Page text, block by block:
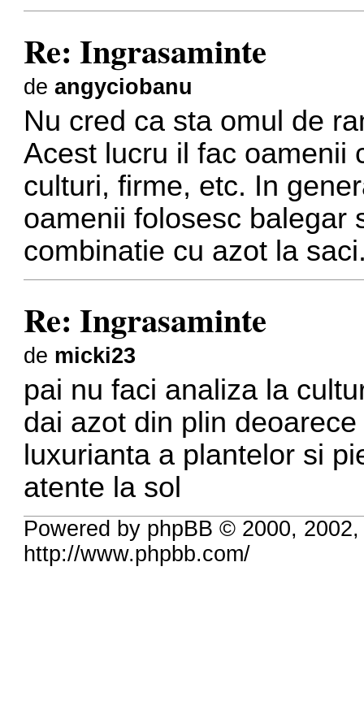
Re: Ingrasaminte
deangyciobanu
Nu cred ca sta omul de
Acest lucru il fac oamenii
culturi, firme, etc. In
oamenii folosesc balegar
combinatie cu azot la
Re: Ingrasaminte
de micki23
pai nu faci analiza la
dai azot din plin
luxurianta a plantelor si
atente la sol
Powered by phpBB © 2000,
http://www.phpbb.com/